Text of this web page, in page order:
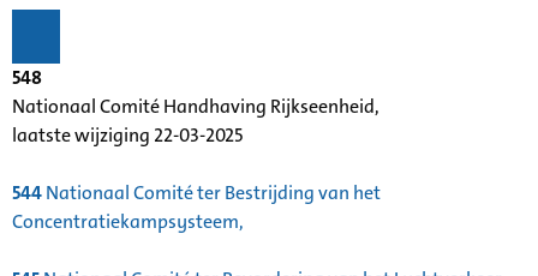
548
Nationaal Comité Handhaving Rijkseenheid,
laatste wijziging 22-03-2025
544Nationaal Comité ter Bestrijding van het
Concentratiekampsysteem,